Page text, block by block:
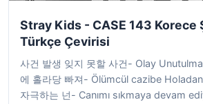
Stray Kids - CASE 143 Korece
Türkçe Çevirisi
사건 발생 잊지 못할 사건- Olay
에 홀라당 빠져- Ölümcül cazibe
자극하는 넌- Canımı sıkmaya devam